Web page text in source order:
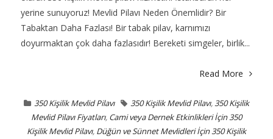
yerine sunuyoruz! Mevlid Pilavı Neden Önemlidir? Bir
Tabaktan Daha Fazlası! Bir tabak pilav, karnımızı
doyurmaktan çok daha fazlasıdır! Bereketi simgeler, birlik...
Read More
350 Kişilik Mevlid Pilavı 350 Kişilik Mevlid Pilavı,350 Kişilik
Mevlid Pilavı Fiyatları, Cami veya Dernek Etkinlikleri İçin 350
Kişilik Mevlid Pilavı, Düğün ve Sünnet Mevlidleri İçin 350 Kişilik